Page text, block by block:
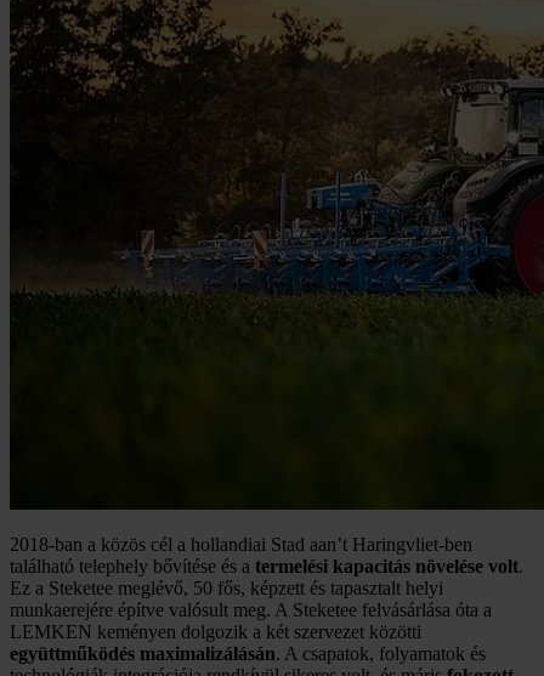
2018-ban a közös cél a hollandiai Stad aan’t Haringvliet-ben
található telephely bővítése és a termelési kapacitás növelése volt.
Ez a Steketee meglévő, 50 fős, képzett és tapasztalt helyi
munkaerejére építve valósult meg. A Steketee felvásárlása óta a
LEMKEN keményen dolgozik a két szervezet közötti
együttműködés maximalizálásán. A csapatok, folyamatok és